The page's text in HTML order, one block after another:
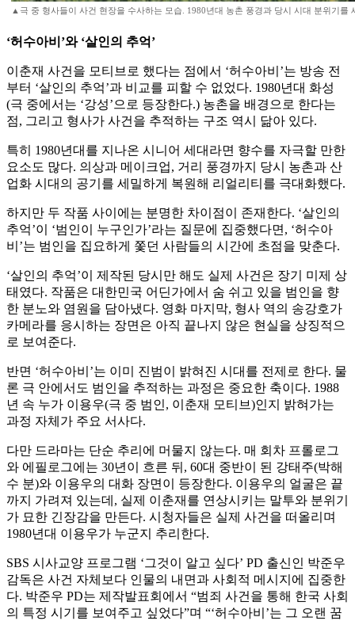
▲극 중 형사들이 사건 현장을 수사하는 모습. 1980년대 농촌 풍경과 당시 시대 분위기를
‘허수아비’와 ‘살인의 추억’
이춘재 사건을 모티브로 했다는 점에서 ‘허수아비’는 방송 전
부터 ‘살인의 추억’과 비교를 피할 수 없었다. 1980년대 화성
(극 중에서는 ‘강성’으로 등장한다.) 농촌을 배경으로 한다는
점, 그리고 형사가 사건을 추적하는 구조 역시 닮아 있다.
특히 1980년대를 지나온 시니어 세대라면 향수를 자극할 만한
요소도 많다. 의상과 메이크업, 거리 풍경까지 당시 농촌과 산
업화 시대의 공기를 세밀하게 복원해 리얼리티를 극대화했다.
하지만 두 작품 사이에는 분명한 차이점이 존재한다. ‘살인의
추억’이 ‘범인이 누구인가’라는 질문에 집중했다면, ‘허수아
비’는 범인을 집요하게 쫓던 사람들의 시간에 초점을 맞춘다.
‘살인의 추억’이 제작된 당시만 해도 실제 사건은 장기 미제 상
태였다. 작품은 대한민국 어딘가에서 숨 쉬고 있을 범인을 향
한 분노와 염원을 담아냈다. 영화 마지막, 형사 역의 송강호가
카메라를 응시하는 장면은 아직 끝나지 않은 현실을 상징적으
로 보여준다.
반면 ‘허수아비’는 이미 진범이 밝혀진 시대를 전제로 한다. 물
론 극 안에서도 범인을 추적하는 과정은 중요한 축이다. 1988
년 속 누가 이용우(극 중 범인, 이춘재 모티브)인지 밝혀가는
과정 자체가 주요 서사다.
다만 드라마는 단순 추리에 머물지 않는다. 매 회차 프롤로그
와 에필로그에는 30년이 흐른 뒤, 60대 중반이 된 강태주(박해
수 분)와 이용우의 대화 장면이 등장한다. 이용우의 얼굴은 끝
까지 가려져 있는데, 실제 이춘재를 연상시키는 말투와 분위기
가 묘한 긴장감을 만든다. 시청자들은 실제 사건을 떠올리며
1980년대 이용우가 누군지 추리한다.
SBS 시사교양 프로그램 ‘그것이 알고 싶다’ PD 출신인 박준우
감독은 사건 자체보다 인물의 내면과 사회적 메시지에 집중한
다. 박준우 PD는 제작발표회에서 “범죄 사건을 통해 한국 사회
의 특정 시기를 보여주고 싶었다”며 “‘허수아비’는 그 오랜 꿈